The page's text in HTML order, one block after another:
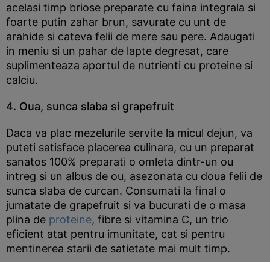
acelasi timp briose preparate cu faina integrala si
foarte putin zahar brun, savurate cu unt de
arahide si cateva felii de mere sau pere. Adaugati
in meniu si un pahar de lapte degresat, care
suplimenteaza aportul de nutrienti cu proteine si
calciu.
4. Oua, sunca slaba si grapefruit
Daca va plac mezelurile servite la micul dejun, va
puteti satisface placerea culinara, cu un preparat
sanatos 100% preparati o omleta dintr-un ou
intreg si un albus de ou, asezonata cu doua felii de
sunca slaba de curcan. Consumati la final o
jumatate de grapefruit si va bucurati de o masa
plina de proteine, fibre si vitamina C, un trio
eficient atat pentru imunitate, cat si pentru
mentinerea starii de satietate mai mult timp.